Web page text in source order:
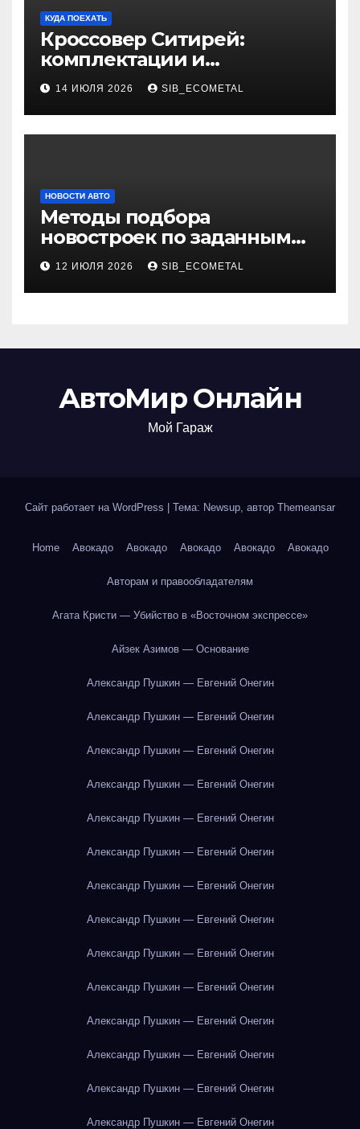
КУДА ПОЕХАТЬ
Кроссовер Ситирей:
комплектации и
характеристики
14 ИЮЛЯ 2026 SIB_ECOMETAL
НОВОСТИ АВТО
Методы подбора
новостроек по заданным
критериям
12 ИЮЛЯ 2026 SIB_ECOMETAL
АвтоМир Онлайн
Мой Гараж
Сайт работает на WordPress Тема: Newsup, автор Themeansar
Home Авокадо Авокадо Авокадо Авокадо Авокадо
Авторам и правообладателям
Агата Кристи — Убийство в «Восточном экспрессе»
Айзек Азимов — Основание
Александр Пушкин — Евгений Онегин
Александр Пушкин — Евгений Онегин
Александр Пушкин — Евгений Онегин
Александр Пушкин — Евгений Онегин
Александр Пушкин — Евгений Онегин
Александр Пушкин — Евгений Онегин
Александр Пушкин — Евгений Онегин
Александр Пушкин — Евгений Онегин
Александр Пушкин — Евгений Онегин
Александр Пушкин — Евгений Онегин
Александр Пушкин — Евгений Онегин
Александр Пушкин — Евгений Онегин
Александр Пушкин — Евгений Онегин
Александр Пушкин — Евгений Онегин